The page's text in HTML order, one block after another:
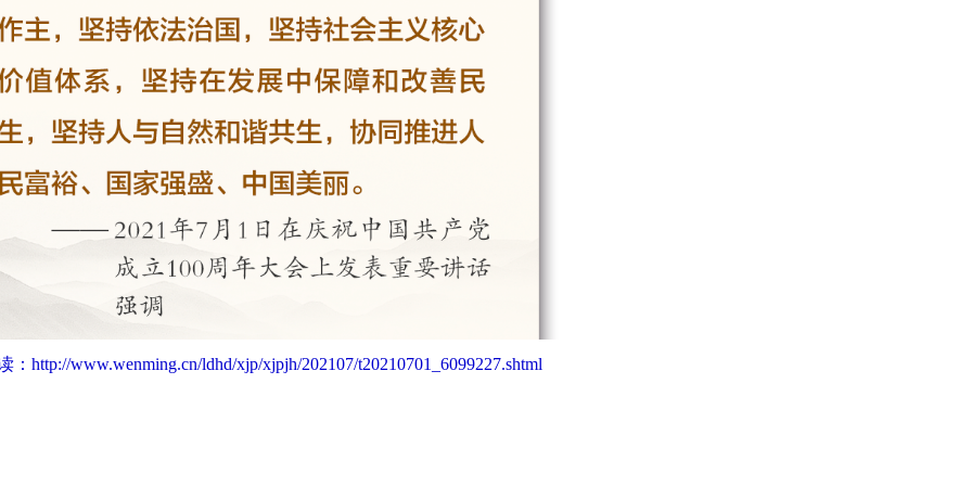
： http://www.wenming.cn/ldhd/xjp/xjpjh/202107/t20210701_6099227.shtml